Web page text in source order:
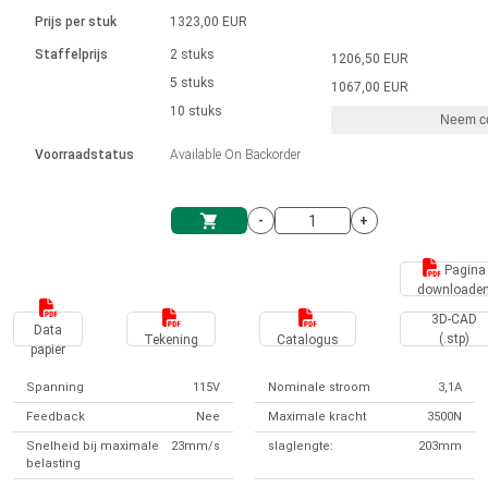
Eenheidssysteem
Solenoïden
driver
Ø 28-42| 1-1400 rpm | <= 290Ncm
Borstelloze DC-motordrivers
Borstel DC-motordrivers DPWM-
Stappenmotor drivers
Synchroon-asynchroon | voor 1-4 aandrijvingen
Besturingskasten
Synchroon-asynchroon | voor 1-4 aandrijvingen
Français (EUR)
Norsk (NOK)
Suomi (EUR)
Svenska (SEK)
Prijs per stuk
Staffelprijs
Voorraadstatus
1323,00 EUR
2 stuks
5 stuks
10 stuks
Available On Backorder
1206,50 EUR
1067,00 EUR
Neem
- +
Pagina
Data
papier
Tekening Catalogus
3D-CAD
(.stp)
Spanning 115V Nominale stroom 3,1A
Feedback Nee Maximale kracht 3500N
Snelheid bij maximale
belasting
23mm/s slaglengte: 203mm